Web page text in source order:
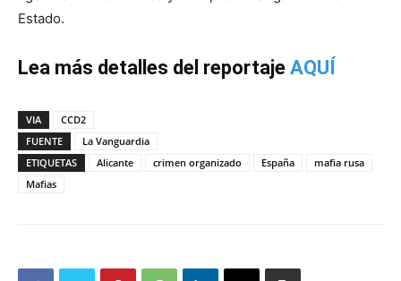
Estado.
Lea más detalles del reportaje AQUÍ
VIA
CCD2
FUENTE
La Vanguardia
ETIQUETAS
Alicante crimen organizado España
mafia rusa
Mafias